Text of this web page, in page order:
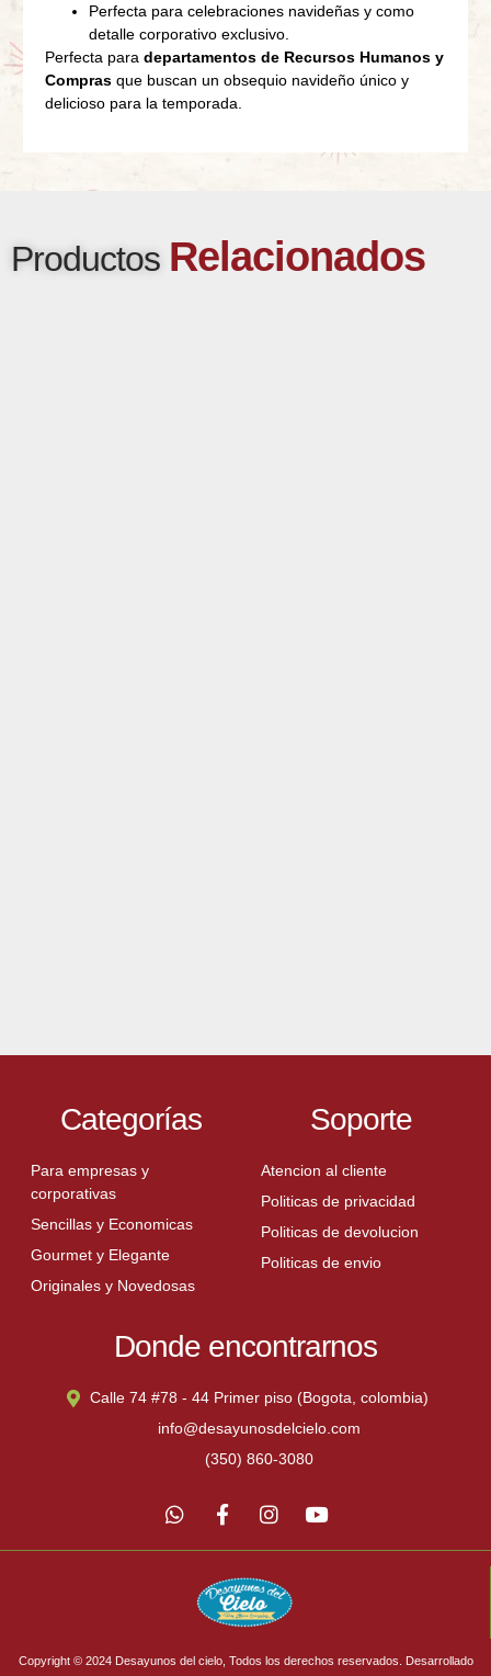
Perfecta para celebraciones navideñas y como
detalle corporativo exclusivo.
Perfecta para departamentos de Recursos Humanos y
Compras que buscan un obsequio navideño único y
delicioso para la temporada.
Productos Relacionados
Categorías
Para empresas y
corporativas
Sencillas y Economicas
Gourmet y Elegante
Originales y Novedosas
Soporte
Atencion al cliente
Politicas de privacidad
Politicas de devolucion
Politicas de envio
Donde encontrarnos
Calle 74 #78 - 44 Primer piso (Bogota, colombia)
info@desayunosdelcielo.com
(350) 860-3080
Copyright © 2024 Desayunos del cielo, Todos los derechos reservados. Desarrollado